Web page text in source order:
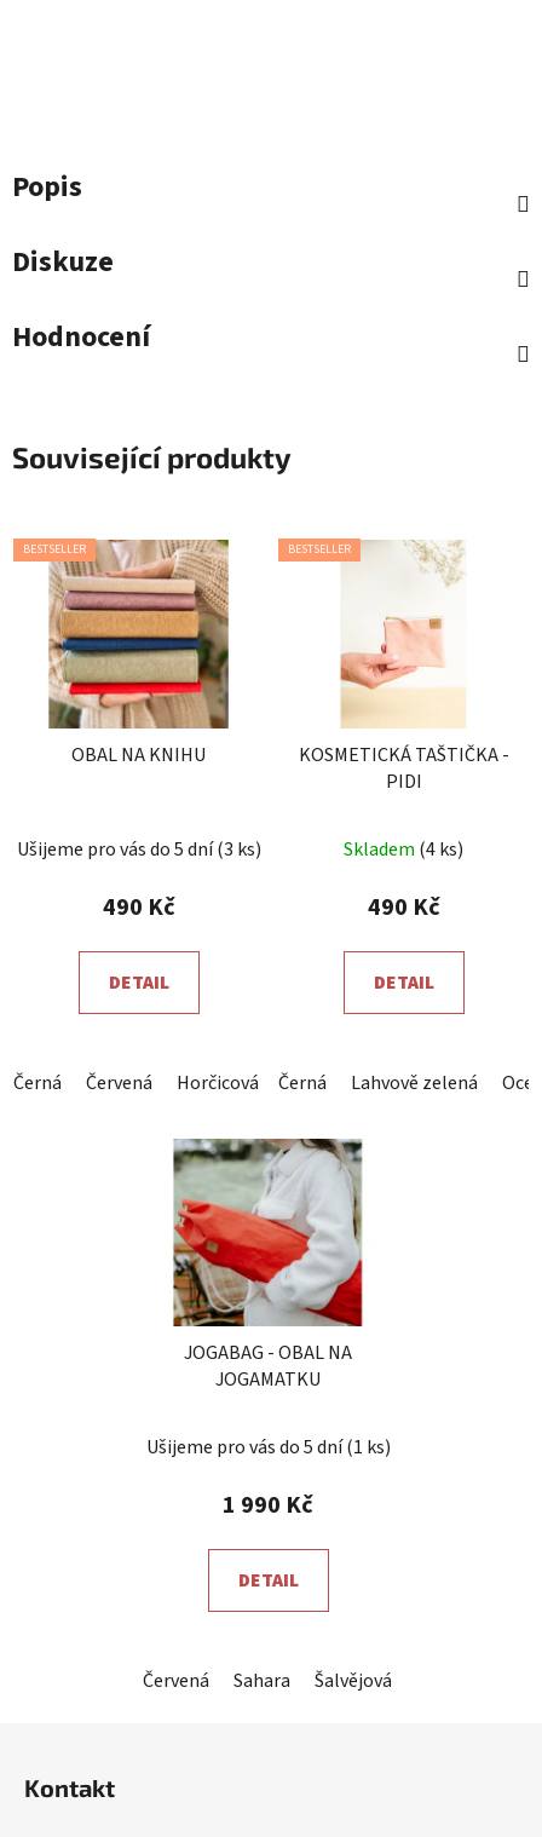
Popis
Diskuze
Hodnocení
Související produkty
BESTSELLER
OBAL NA KNIHU
hodnocení
produktu
5,0
z
Ušijeme pro vás do 5 dní(3 ks)
490 Kč
DETAIL
Černá Červená Horčicová Sahara Khaki Pudrová
BESTSELLER
KOSMETICKÁ TAŠTIČKA -
PIDI
hodnocení
produktu
5,0
z
Skladem (4 ks)
490 Kč
DETAIL
Černá Lahvově zelená
JOGABAG - OBAL NA
JOGAMATKU
Ušijeme pro vás do 5 dní(1 ks)
1 990 Kč
DETAIL
Červená Sahara Šalvějová
Kontakt